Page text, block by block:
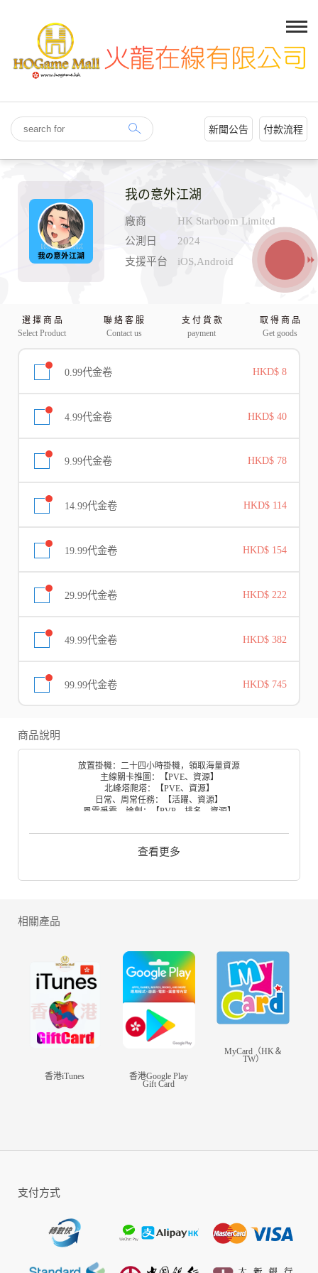
新聞公告 付款流程
我の意外江湖
廠商
HK Starboom Limited
公測日
2024
支援平台
iOS,Android
選 擇 商 品
Select Product
聯 絡 客 服
Contact us
支 付 貨 款
payment
取 得 商 品
Get goods
0.99代金卷 HKD$ 8
4.99代金卷 HKD$ 40
9.99代金卷 HKD$ 78
14.99代金卷 HKD$ 114
19.99代金卷 HKD$ 154
29.99代金卷 HKD$ 222
49.99代金卷 HKD$ 382
99.99代金卷 HKD$ 745
商品說明
放置掛機：二十四小時掛機，領取海量資源
主線關卡推圖：【PVE、資源】
北峰塔爬塔：【PVE、資源】
日常、周常任務：【活躍、資源】
風雲爭霸、論劍：【PVP、排名、資源】
休閒小游戲：擲骰子大富翁、打地鼠、龍門飛刀、烹飪等
核心養成：俠客練度、陣容組成
養成回退：資源無損
日常體力限制：無
聯絡客服：cs@hkstarboom.com
查看更多
相關產品
香港iTunes 香港Google Play
Gift Card
MyCard（HK＆
TW）
支付方式